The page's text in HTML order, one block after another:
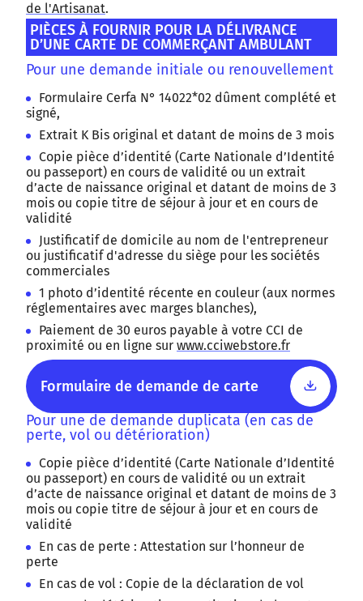
de l'Artisanat.
PIÈCES À FOURNIR POUR LA DÉLIVRANCE
D’UNE CARTE DE COMMERÇANT AMBULANT
Pour une demande initiale ou renouvellement
Formulaire Cerfa N° 14022*02 dûment complété et
signé,
Extrait K Bis original et datant de moins de 3 mois
Copie pièce d’identité (Carte Nationale d’Identité
ou passeport) en cours de validité ou un extrait
d’acte de naissance original et datant de moins de 3
mois ou copie titre de séjour à jour et en cours de
validité
Justificatif de domicile au nom de l'entrepreneur
ou justificatif d'adresse du siège pour les sociétés
commerciales
1 photo d’identité récente en couleur (aux normes
réglementaires avec marges blanches),
Paiement de 30 euros payable à votre CCI de
proximité ou en ligne sur www.cciwebstore.fr
Formulaire de demande de carte
Pour une de demande duplicata (en cas de
perte, vol ou détérioration)
Copie pièce d’identité (Carte Nationale d’Identité
ou passeport) en cours de validité ou un extrait
d’acte de naissance original et datant de moins de 3
mois ou copie titre de séjour à jour et en cours de
validité
En cas de perte : Attestation sur l’honneur de
perte
En cas de vol : Copie de la déclaration de vol